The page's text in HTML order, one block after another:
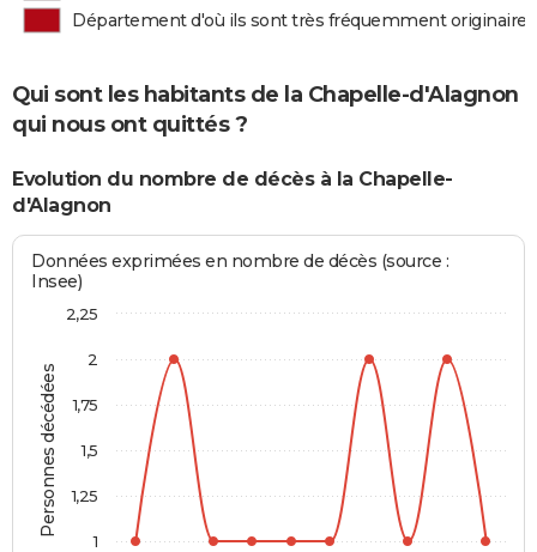
Département d'où ils sont très fréquemment originaires
Qui sont les habitants de la Chapelle-d'Alagnon
qui nous ont quittés ?
Evolution du nombre de décès à la Chapelle-
d'Alagnon
Personnes décédées
Données exprimées en nombre de décès (source :
Insee)
1
1,25
1,5
1,75
2
2,25